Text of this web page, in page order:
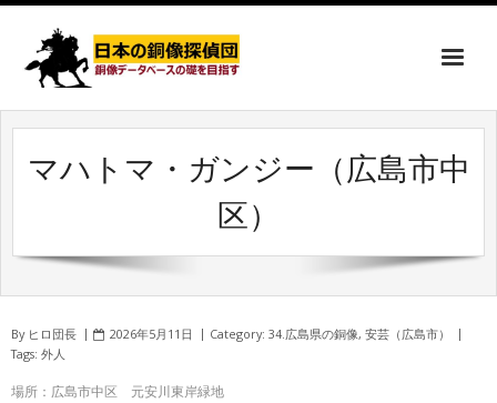
マハトマ・ガンジー（広島市中
区）
By ヒロ団長 2026年5月11日 Category: 34.広島県の銅像, 安芸（広島市）
Tags: 外人
場所：広島市中区 元安川東岸緑地